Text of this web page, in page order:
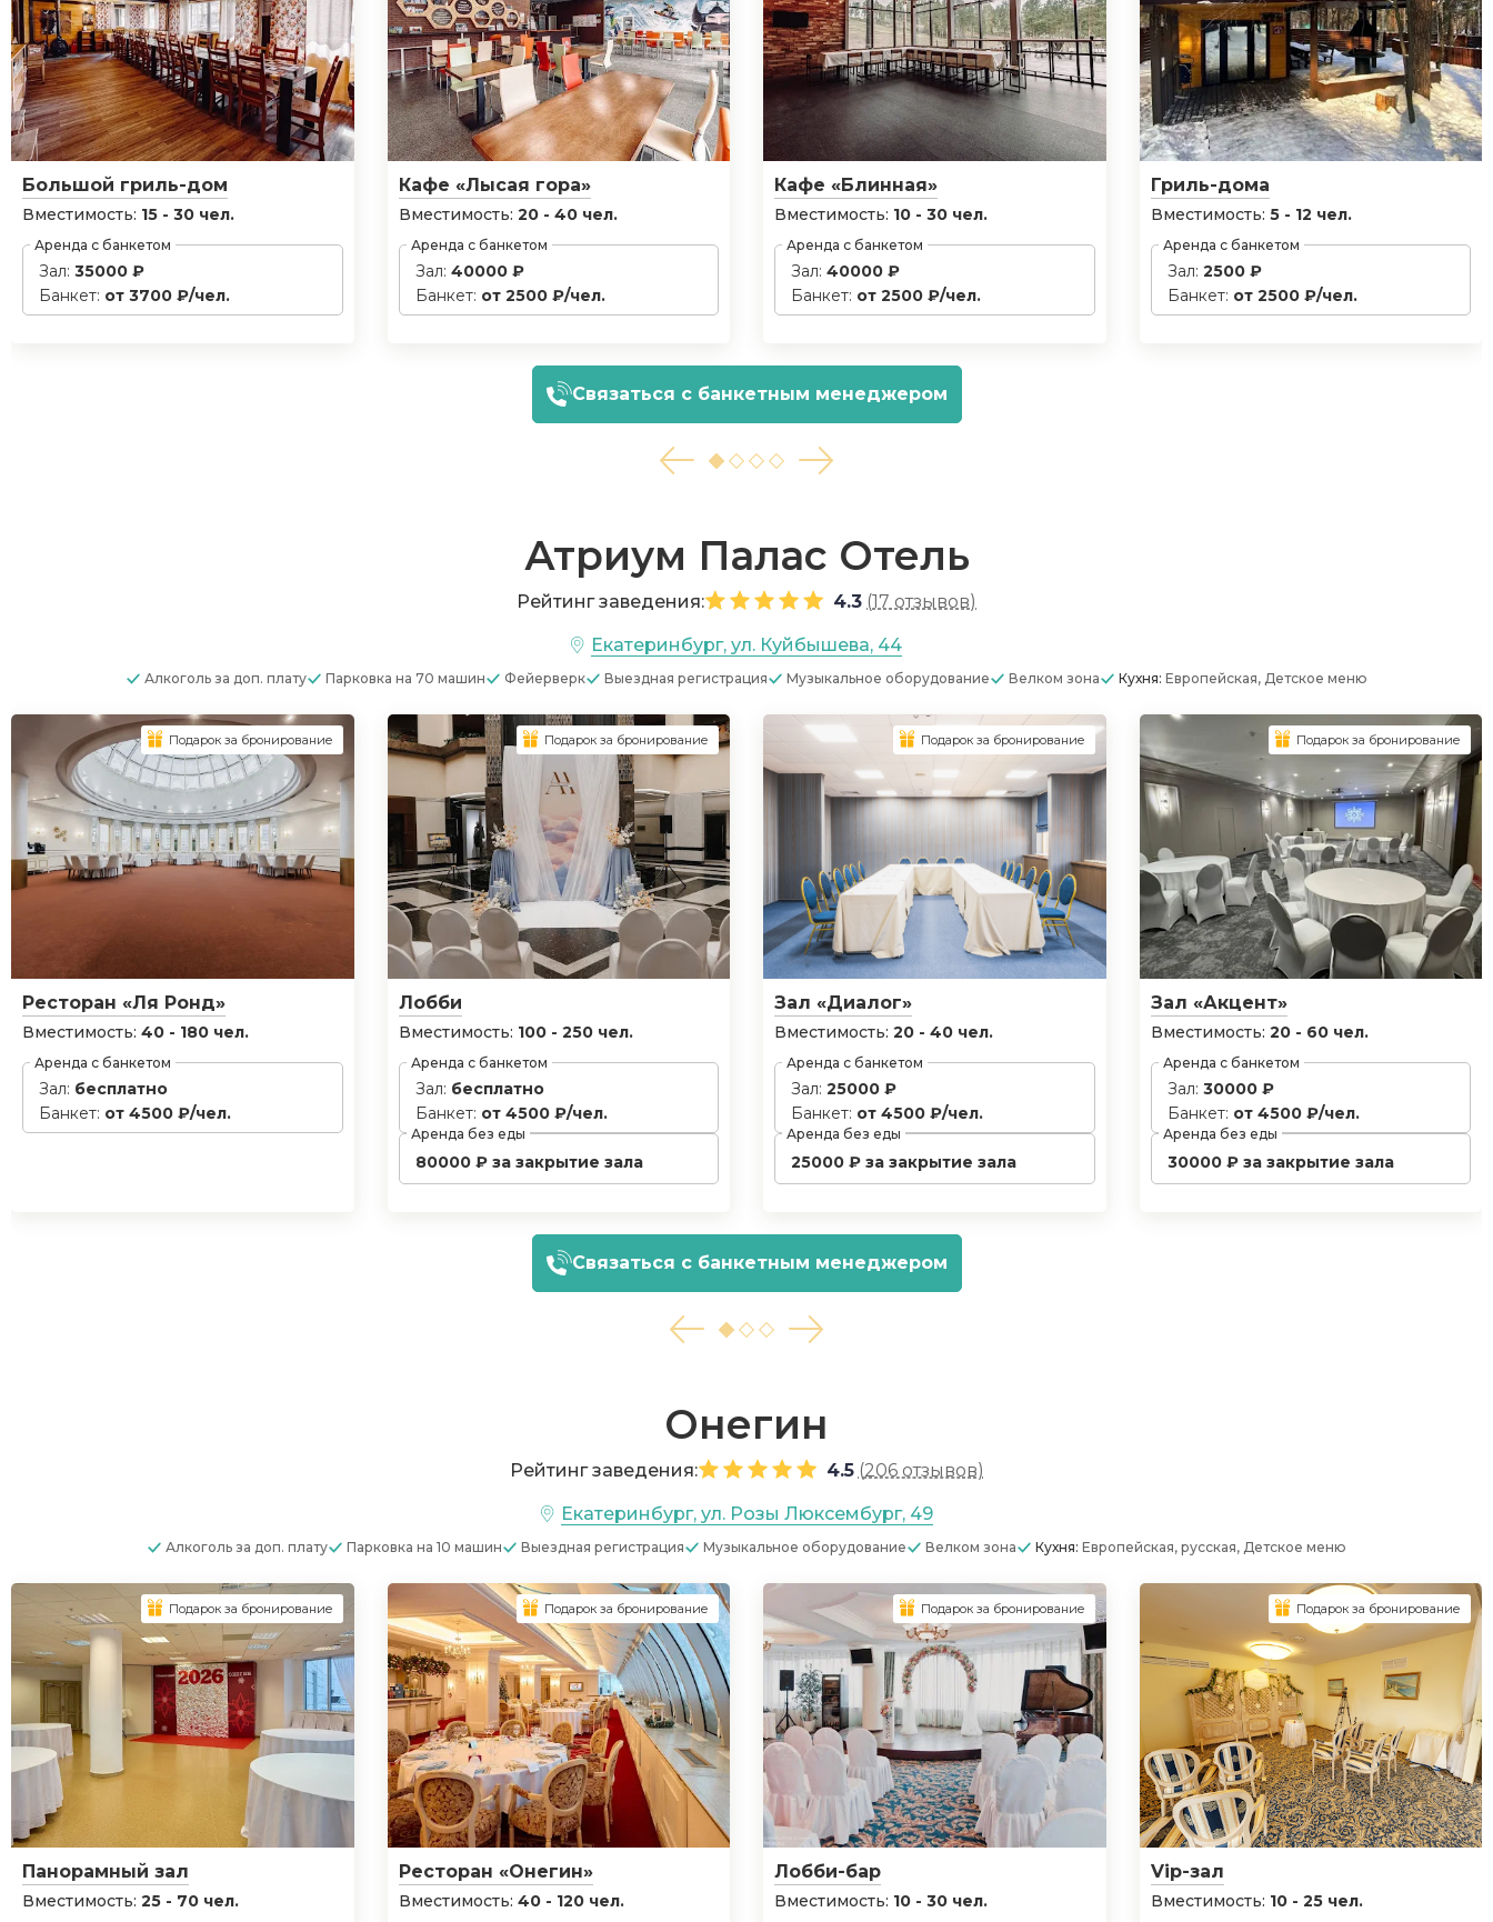
Большой гриль-дом
Вместимость: 15 - 30 чел.
Аренда с банкетом
Зал: 35000 ₽
Банкет: от 3700 ₽/чел.
Кафе «Лысая гора»
Вместимость: 20 - 40 чел.
Аренда с банкетом
Зал: 40000 ₽
Банкет: от 2500 ₽/чел.
Кафе «Блинная»
Вместимость: 10 - 30 чел.
Аренда с банкетом
Зал: 40000 ₽
Банкет: от 2500 ₽/чел.
Гриль-дома
Вместимость: 5 - 12 чел.
Аренда с банкетом
Зал: 2500 ₽
Банкет: от 2500 ₽/чел.
Связаться с банкетным менеджером
Атриум Палас Отель
Рейтинг заведения: 4.3 (17 отзывов)
Екатеринбург, ул. Куйбышева, 44
Алкоголь за доп. плату Парковка на 70 машин Фейерверк Выездная регистрация Музыкальное оборудование Велком зона Кухня: Европейская, Детское меню
Ресторан «Ля Ронд»
Вместимость: 40 - 180 чел.
Аренда с банкетом
Зал: бесплатно
Банкет: от 4500 ₽/чел.
Подарок за бронирование
Лобби
Вместимость: 100 - 250 чел.
Аренда с банкетом
Зал: бесплатно
Банкет: от 4500 ₽/чел.
Аренда без еды
80000 ₽ за закрытие зала
Подарок за бронирование
Зал «Диалог»
Вместимость: 20 - 40 чел.
Аренда с банкетом
Зал: 25000 ₽
Банкет: от 4500 ₽/чел.
Аренда без еды
25000 ₽ за закрытие зала
Подарок за бронирование
Зал «Акцент»
Вместимость: 20 - 60 чел.
Аренда с банкетом
Зал: 30000 ₽
Банкет: от 4500 ₽/чел.
Аренда без еды
30000 ₽ за закрытие зала
Подарок за бронирование
Связаться с банкетным менеджером
Онегин
Рейтинг заведения: 4.5 (206 отзывов)
Екатеринбург, ул. Розы Люксембург, 49
Алкоголь за доп. плату Парковка на 10 машин Выездная регистрация Музыкальное оборудование Велком зона Кухня: Европейская, русская, Детское меню
Панорамный зал
Вместимость: 25 - 70 чел.
Подарок за бронирование
Ресторан «Онегин»
Вместимость: 40 - 120 чел.
Подарок за бронирование
Лобби-бар
Вместимость: 10 - 30 чел.
Подарок за бронирование
Vip-зал
Вместимость: 10 - 25 чел.
Подарок за бронирование